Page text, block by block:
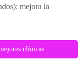
mejora la
clínicas